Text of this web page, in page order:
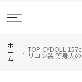
ホ
ー
ム
TOP-CYDOLL
リコン製 等身大